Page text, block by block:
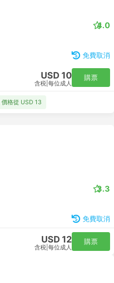
4.0
免費取消
USD 10
含税 每位成人
購票
價格從 USD 13
3.3
免費取消
USD 12
含税 每位成人
購票